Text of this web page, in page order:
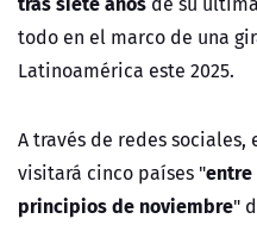
todo en el marco de una
Latinoamérica este 2025.
A través de redes
visitará cinco países "
principios de noviembre"